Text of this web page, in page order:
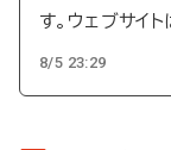
す。ウェブサイ
8/5 23:29